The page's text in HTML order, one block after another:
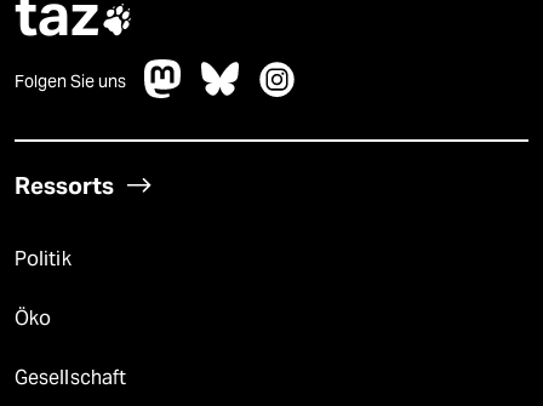

Folgen Sie uns
Ressorts
Politik
Öko
Gesellschaft